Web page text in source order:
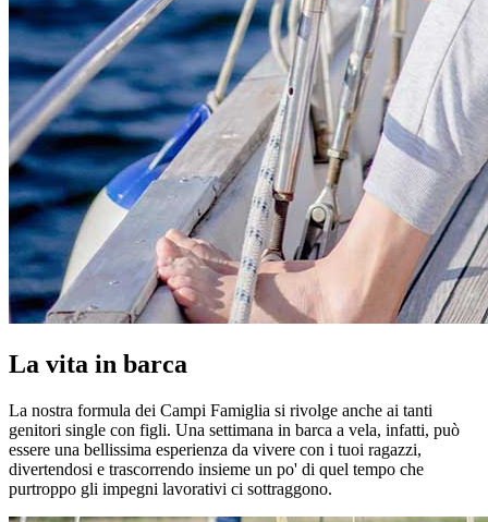
La vita in barca
La nostra formula dei Campi Famiglia si rivolge anche ai tanti
genitori single con figli. Una settimana in barca a vela, infatti, può
essere una bellissima esperienza da vivere con i tuoi ragazzi,
divertendosi e trascorrendo insieme un po' di quel tempo che
purtroppo gli impegni lavorativi ci sottraggono.